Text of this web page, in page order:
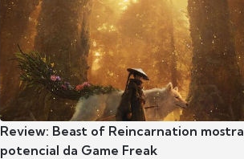
Review: Beast of Reincarnation mostra
potencial da Game Freak